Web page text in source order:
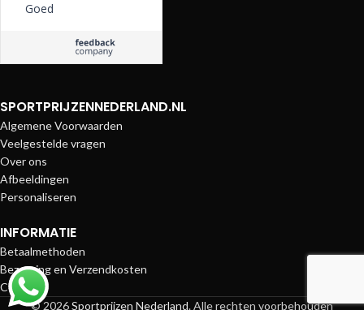
Goed
SPORTPRIJZENNEDERLAND.NL
Algemene Voorwaarden
Veelgestelde vragen
Over ons
Afbeeldingen
Personaliseren
INFORMATIE
Betaalmethoden
Bezorging en Verzendkosten
Contact
© 2026Sportprijzen Nederland. Alle rechten voorbehouden